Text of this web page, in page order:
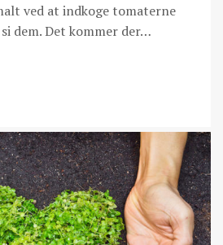
ved at indkoge tomaterne
dem. Det kommer der…